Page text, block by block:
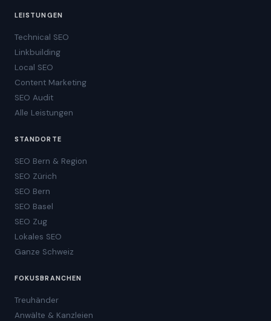
LEISTUNGEN
Technical SEO
Linkbuilding
Local SEO
Content Marketing
SEO Audit
Alle Leistungen
STANDORTE
SEO Bern & Region
SEO Zürich
SEO Bern
SEO Basel
SEO Zug
Lokales SEO
Ganze Schweiz
FOKUSBRANCHEN
Treuhänder
Anwälte & Kanzleien